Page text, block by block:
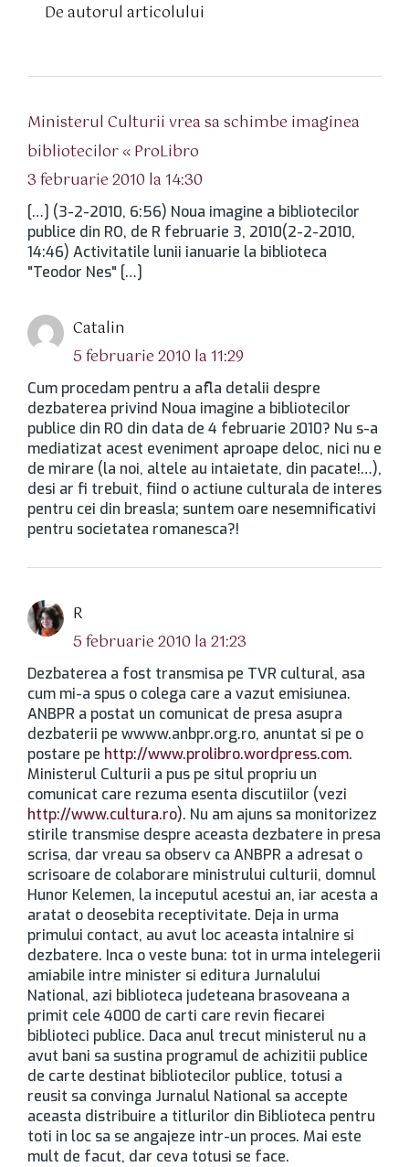
De autorul articolului
Ministerul Culturii vrea sa schimbe imaginea
bibliotecilor « ProLibro
3 februarie 2010 la 14:30
[…] (3-2-2010, 6:56) Noua imagine a bibliotecilor
publice din RO, de R februarie 3, 2010(2-2-2010,
14:46) Activitatile lunii ianuarie la biblioteca
"Teodor Nes" […]
Catalin
5 februarie 2010 la 11:29
Cum procedam pentru a afla detalii despre
dezbaterea privind Noua imagine a bibliotecilor
publice din RO din data de 4 februarie 2010? Nu s-a
mediatizat acest eveniment aproape deloc, nici nu e
de mirare (la noi, altele au intaietate, din pacate!…),
desi ar fi trebuit, fiind o actiune culturala de interes
pentru cei din breasla; suntem oare nesemnificativi
pentru societatea romanesca?!
R
5 februarie 2010 la 21:23
Dezbaterea a fost transmisa pe TVR cultural, asa
cum mi-a spus o colega care a vazut emisiunea.
ANBPR a postat un comunicat de presa asupra
dezbaterii pe wwww.anbpr.org.ro, anuntat si pe o
postare pe http://www.prolibro.wordpress.com.
Ministerul Culturii a pus pe situl propriu un
comunicat care rezuma esenta discutiilor (vezi
http://www.cultura.ro). Nu am ajuns sa monitorizez
stirile transmise despre aceasta dezbatere in presa
scrisa, dar vreau sa observ ca ANBPR a adresat o
scrisoare de colaborare ministrului culturii, domnul
Hunor Kelemen, la inceputul acestui an, iar acesta a
aratat o deosebita receptivitate. Deja in urma
primului contact, au avut loc aceasta intalnire si
dezbatere. Inca o veste buna: tot in urma intelegerii
amiabile intre minister si editura Jurnalului
National, azi biblioteca judeteana brasoveana a
primit cele 4000 de carti care revin fiecarei
biblioteci publice. Daca anul trecut ministerul nu a
avut bani sa sustina programul de achizitii publice
de carte destinat bibliotecilor publice, totusi a
reusit sa convinga Jurnalul National sa accepte
aceasta distribuire a titlurilor din Biblioteca pentru
toti in loc sa se angajeze intr-un proces. Mai este
mult de facut, dar ceva totusi se face.